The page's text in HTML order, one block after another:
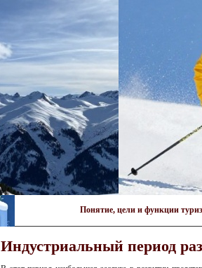
Понятие, цели и функции
Индустриальный период